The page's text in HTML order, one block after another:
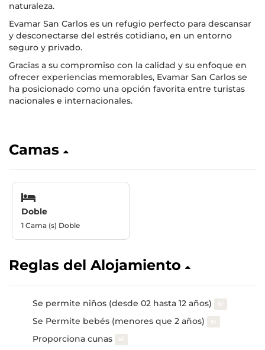
naturaleza.
Evamar San Carlos es un refugio perfecto para descansar
y desconectarse del estrés cotidiano, en un entorno
seguro y privado.
Gracias a su compromiso con la calidad y su enfoque en
ofrecer experiencias memorables, Evamar San Carlos se
ha posicionado como una opción favorita entre turistas
nacionales e internacionales.
Camas
Doble
1 Cama (s) Doble
Reglas del Alojamiento
Se permite niños (desde 02 hasta 12 años) sí
Se Permite bebés (menores que 2 años) sí
Proporciona cunas sí